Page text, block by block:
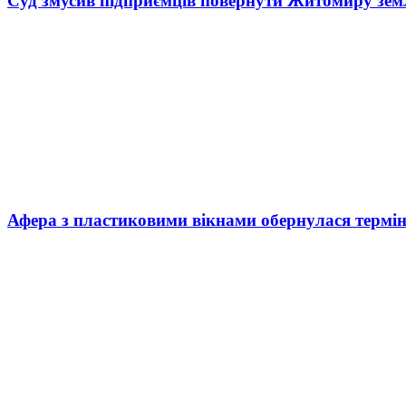
Афера з пластиковими вікнами обернулася